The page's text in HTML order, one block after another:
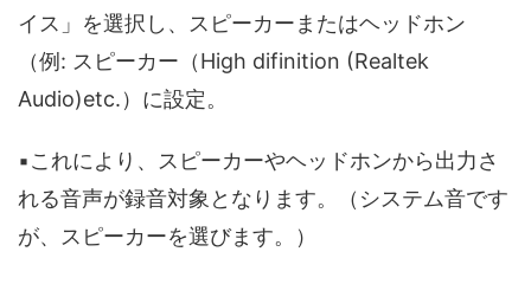
イス」を選択し、スピーカーまたはヘッドホン
（例: スピーカー（High difinition (Realtek
Audio)etc.）に設定。
▪️これにより、スピーカーやヘッドホンから出力さ
れる音声が録音対象となります。（システム音です
が、スピーカーを選びます。）